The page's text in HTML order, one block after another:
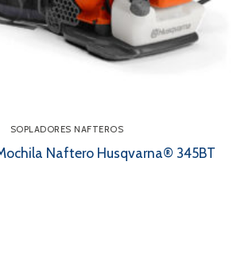
SOPLADORES NAFTEROS
Naftero Husqvarna® 345BT